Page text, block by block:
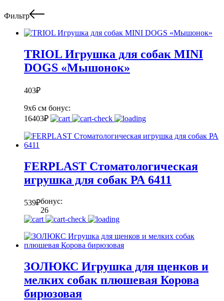
Фильтр
TRIOL Игрушка для собак MINI
DOGS «Мышонок»
403₽
9x6 см бонус:
16403₽
FERPLAST Стоматологическая
игрушка для собак РА 6411
539₽бонус:
26
ЗОЛЮКС Игрушка для щенков и
мелких собак плюшевая Корова
бирюзовая